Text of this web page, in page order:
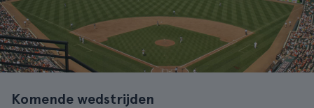
Komende wedstrijden